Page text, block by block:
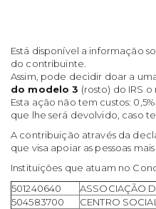
Está disponível a informação
do contribuinte.
Assim, pode decidir doar a
do modelo 3 (rosto) do IRS
Esta ação não tem custos:
que lhe será devolvido, caso
A contribuição através da
que visa apoiar as pessoas
Instituições que atuam no
501240640
ASSOCIAÇÃO
504583700
CENTRO